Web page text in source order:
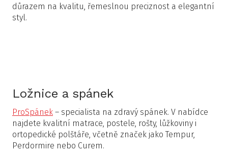
důrazem na kvalitu, řemeslnou preciznost a elegantní
styl.
Ložnice a spánek
ProSpánek – specialista na zdravý spánek. V nabídce
najdete kvalitní matrace, postele, rošty, lůžkoviny i
ortopedické polštáře, včetně značek jako Tempur,
Perdormire nebo Curem.